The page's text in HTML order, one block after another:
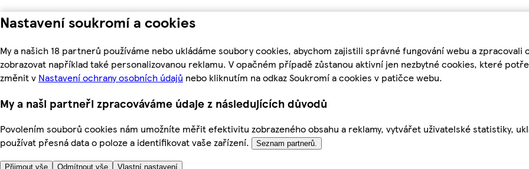
Nastavení soukromí a cookies
My a našich 18 partnerů používáme nebo ukládáme soubory cookies, abychom zajistili správné fungování webu a
zobrazovat například také personalizovanou reklamu. V opačném případě zůstanou aktivní jen nezbytné cookies, které
změnit v Nastavení ochrany osobních údajů nebo kliknutím na odkaz Soukromí a cookies v patičce webu.
My a naši partneři zpracováváme údaje z následujících důvodů
Povolením souborů cookies nám umožníte měřit efektivitu zobrazeného obsahu a reklamy, vytvářet uživatelské statistiky,
používat přesná data o poloze a identifikovat vaše zařízení.
Seznam partnerů.
Přijmout vše Odmítnout vše Vlastní nastavení